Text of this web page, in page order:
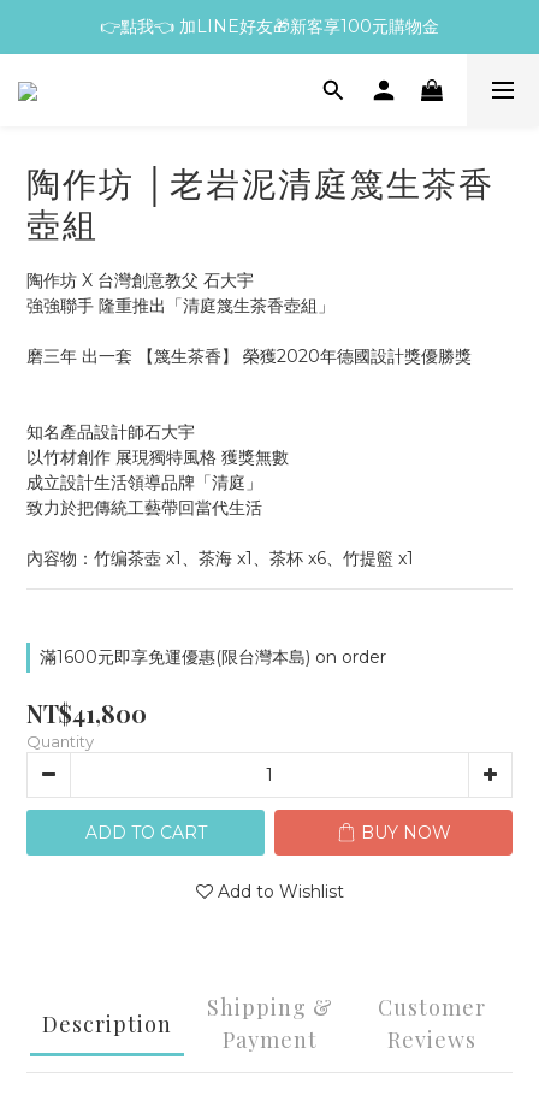
👉點我👈 加LINE好友🎁新客享100元購物金
陶作坊 │老岩泥清庭篾生茶香
壺組
陶作坊 X 台灣創意教父 石大宇
強強聯手 隆重推出「清庭篾生茶香壺組」
磨三年 出一套 【篾生茶香】 榮獲2020年德國設計獎優勝獎
知名產品設計師石大宇
以竹材創作 展現獨特風格 獲獎無數
成立設計生活領導品牌「清庭」
致力於把傳統工藝帶回當代生活
內容物：竹编茶壺 x1、茶海 x1、茶杯 x6、竹提籃 x1
滿1600元即享免運優惠(限台灣本島) on order
NT$41,800
Quantity
ADD TO CART BUY NOW
Add to Wishlist
Description
Shipping &
Payment
Customer
Reviews